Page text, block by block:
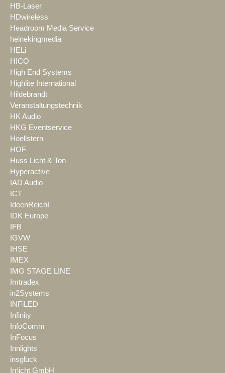
HB-Laser
HDwireless
Headroom Media Service
heinekingmedia
HELi
HICO
High End Systems
Highlite International
Hildebrandt
Veranstaltungstechnik
HK Audio
HKG Eventservice
Hoellstern
HOF
Huss Licht & Ton
Hyperactive
IAD Audio
ICT
IdeenReich!
IDK Europe
IFB
IGVW
IHSE
IMEX
IMG STAGE LINE
Imtradex
in2Systems
INFiLED
Infinity
InfoComm
InFocus
Innlights
insglück
Irrlicht GmbH